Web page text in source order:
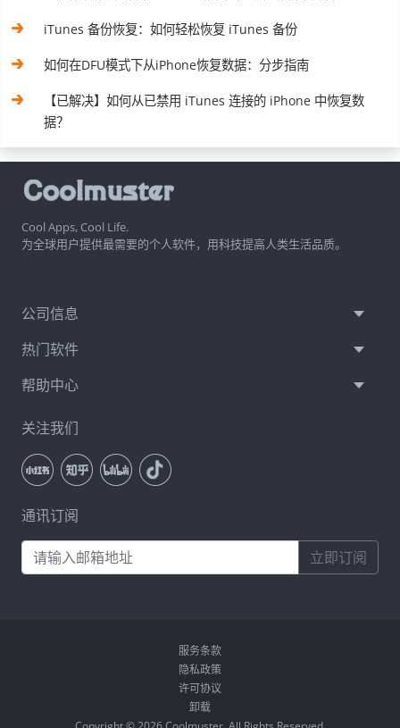
iTunes 备份恢复：如何轻松恢复 iTunes 备份
如何在DFU模式下从iPhone恢复数据：分步指南
【已解决】如何从已禁用 iTunes 连接的 iPhone 中恢复数
据？
Cool Apps, Cool Life.
为全球用户提供最需要的个人软件，用科技提高人类生活品质。
公司信息
热门软件
帮助中心
关注我们
通讯订阅
立即订阅
服务条款
隐私政策
许可协议
卸载